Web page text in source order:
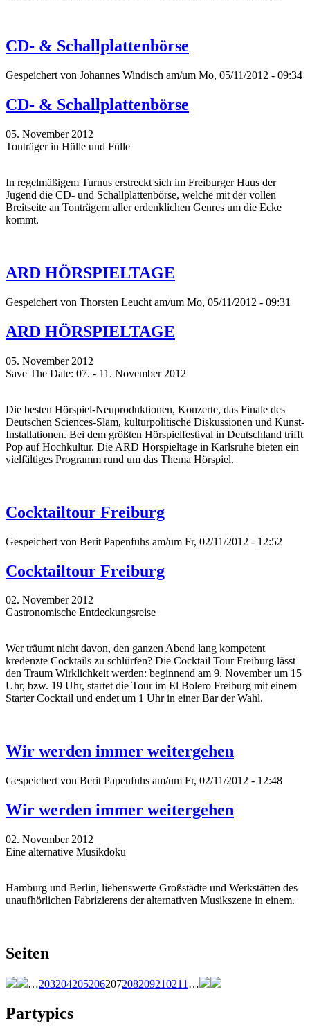
CD- & Schallplattenbörse
Gespeichert von Johannes Windisch am/um Mo, 05/11/2012 - 09:34
CD- & Schallplattenbörse
05. November 2012
Tonträger in Hülle und Fülle
In regelmäßigem Turnus erstreckt sich im Freiburger Haus der
Jugend die CD- und Schallplattenbörse, welche mit der vollen
Breitseite an Tonträgern aller erdenklichen Genres um die Ecke
kommt.
ARD HÖRSPIELTAGE
Gespeichert von Thorsten Leucht am/um Mo, 05/11/2012 - 09:31
ARD HÖRSPIELTAGE
05. November 2012
Save The Date: 07. - 11. November 2012
Die besten Hörspiel-Neuproduktionen, Konzerte, das Finale des
Deutschen Sciences-Slam, kulturpolitische Diskussionen und Kunst-
Installationen. Bei dem größten Hörspielfestival in Deutschland trifft
Pop auf Hochkultur. Die ARD Hörspieltage in Karlsruhe bieten ein
vielfältiges Programm rund um das Thema Hörspiel.
Cocktailtour Freiburg
Gespeichert von Berit Papenfuhs am/um Fr, 02/11/2012 - 12:52
Cocktailtour Freiburg
02. November 2012
Gastronomische Entdeckungsreise
Wer träumt nicht davon, den ganzen Abend lang kompetent
kredenzte Cocktails zu schlürfen? Die Cocktail Tour Freiburg lässt
den Traum Wirklichkeit werden: beginnend am 9. November um 15
Uhr, bzw. 19 Uhr, startet die Tour im El Bolero Freiburg mit einem
Starter Cocktail und endet um 1 Uhr in einer Bar der Wahl.
Wir werden immer weitergehen
Gespeichert von Berit Papenfuhs am/um Fr, 02/11/2012 - 12:48
Wir werden immer weitergehen
02. November 2012
Eine alternative Musikdoku
Hamburg und Berlin, liebenswerte Großstädte und Werkstätten des
unaufhörlichen Fabrizierens der alternativen Musikszene in einem.
Seiten
…203204205206207208209210211 …
Partypics